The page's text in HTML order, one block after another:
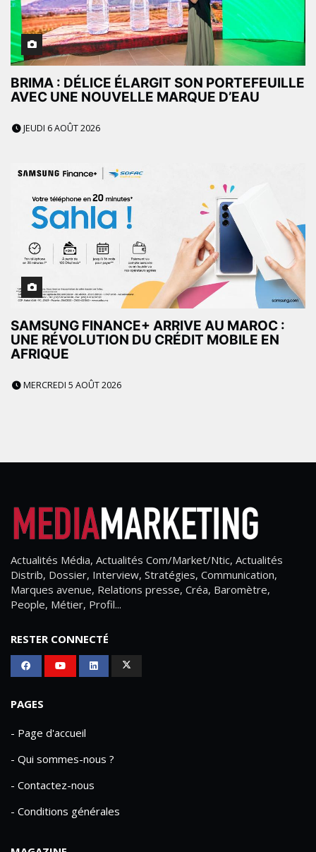
BRIMA : DÉLICE ÉLARGIT SON PORTEFEUILLE
AVEC UNE NOUVELLE MARQUE D’EAU
JEUDI 6 AOÛT 2026
SAMSUNG FINANCE+ ARRIVE AU MAROC :
UNE RÉVOLUTION DU CRÉDIT MOBILE EN
AFRIQUE
MERCREDI 5 AOÛT 2026
Actualités Média, Actualités Com/Market/Ntic, Actualités
Distrib, Dossier, Interview, Stratégies, Communication,
Marques avenue, Relations presse, Créa, Baromètre,
People, Métier, Profil...
RESTER CONNECTÉ
PAGES
- Page d'accueil
- Qui sommes-nous ?
- Contactez-nous
- Conditions générales